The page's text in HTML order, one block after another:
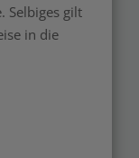
Selbiges gilt
in die